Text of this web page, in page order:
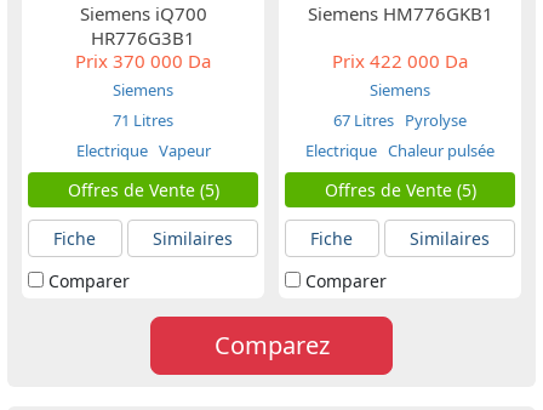
Siemens iQ700
HR776G3B1
Prix 370 000 Da
Siemens
71 Litres
Electrique Vapeur
Offres de Vente (5)
Fiche
Similaires
Comparer
Siemens HM776GKB1
Prix 422 000 Da
Siemens
67 Litres Pyrolyse
Electrique Chaleur pulsée
Offres de Vente (5)
Fiche
Similaires
Comparer
Comparez